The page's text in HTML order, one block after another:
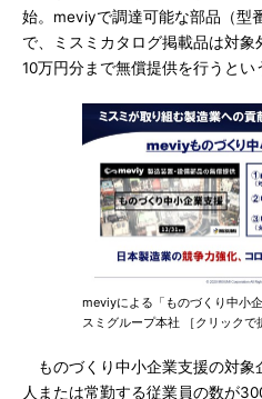
始。meviyで調達可能な部品（型
で、ミスミカタログ掲載品は対
10万円分まで無償提供を行うとい
meviyによる「ものづくり中小
スミグループ本社 ［クリックで
ものづくり中小企業支援の対象
人または常勤する従業員の数が